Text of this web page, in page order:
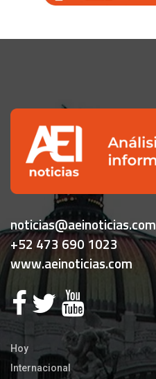
noticias@aeinoticias.com
+52 473 690 1023
www.aeinoticias.com
Hoy
Internacional